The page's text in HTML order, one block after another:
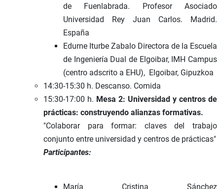
de Fuenlabrada. Profesor Asociado
Universidad Rey Juan Carlos. Madrid.
España
Edurne Iturbe Zabalo Directora de la Escuela
de Ingeniería Dual de Elgoibar, IMH Campus
(centro adscrito a EHU), Elgoibar, Gipuzkoa
14:30-15:30 h. Descanso. Comida
15:30-17:00 h. Mesa 2: Universidad y centros de
prácticas: construyendo alianzas formativas.
"Colaborar para formar: claves del trabajo
conjunto entre universidad y centros de prácticas"
Participantes:
María Cristina Sánchez